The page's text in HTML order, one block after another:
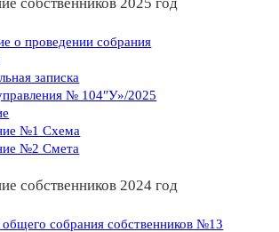
о проведении собрания
записка
№ 104″У»/2025
№1 Схема
№2 Смета
собственников 2024 год
собрания собственников №13